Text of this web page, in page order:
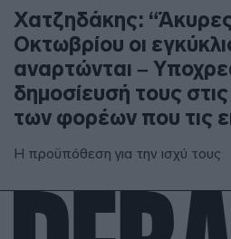
Χατζηδάκης:
Οκτωβρίου οι
αναρτώνται –
δημοσίευσή τους
των φορέων που τις
Η προϋπόθεση για την ισχύ τους